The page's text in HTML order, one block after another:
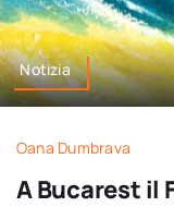
Notizia
Oana Dumbrava
A Bucarest il